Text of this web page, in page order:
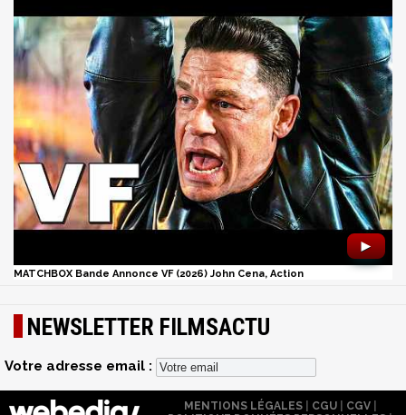
►
MATCHBOX Bande Annonce VF (2026) John Cena, Action
NEWSLETTER FILMSACTU
Votre adresse email :
MENTIONS LÉGALES| CGU| CGV|